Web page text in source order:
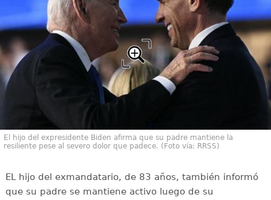
El hijo del expresidente Biden afirma que su padre mantiene la
resiliente pese al severo dolor que padece. (Foto vía: RRSS)
EL hijo del exmandatario, de 83 años, también informó
que su padre se mantiene activo luego de su